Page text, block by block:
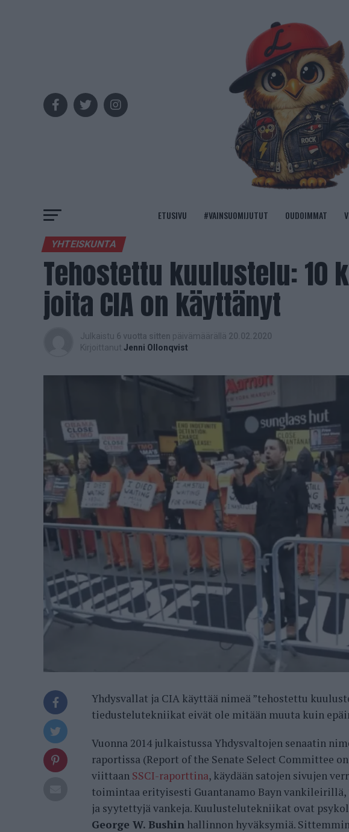
ETUSIVU #VAINSUOMIJUTUT OUDOIMMAT
YHTEISKUNTA
Tehostettu kuulustelu: 10
joita CIA on käyttänyt
Julkaistu 6 vuotta sitten päivämäärällä 20.02.2020
Kirjoittanut Jenni Ollonqvist
Yhdysvallat ja CIA käyttää nimeä ”tehostettu
tiedustelutekniikat eivät ole mitään muuta kuin
Vuonna 2014 julkaistussa Yhdysvaltojen senaatin
raportissa (Report of the Senate Select Committee
viittaan SSCI-raporttina, käydään satojen sivujen
toimintaa erityisesti Guantanamo Bayn
ja syytettyjä vankeja. Kuulustelutekniikat ovat
George W. Bushin hallinnon hyväksymiä.